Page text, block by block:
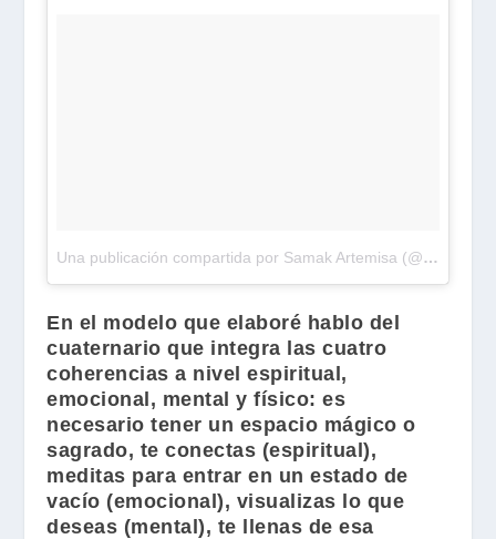
Una publicación compartida por Samak Artemisa (@samak_artemisa)
En el modelo que elaboré hablo del
cuaternario que integra las cuatro
coherencias a nivel espiritual,
emocional, mental y físico: es
necesario tener un espacio mágico o
sagrado, te conectas (espiritual),
meditas para entrar en un estado de
vacío (emocional), visualizas lo que
deseas (mental), te llenas de esa